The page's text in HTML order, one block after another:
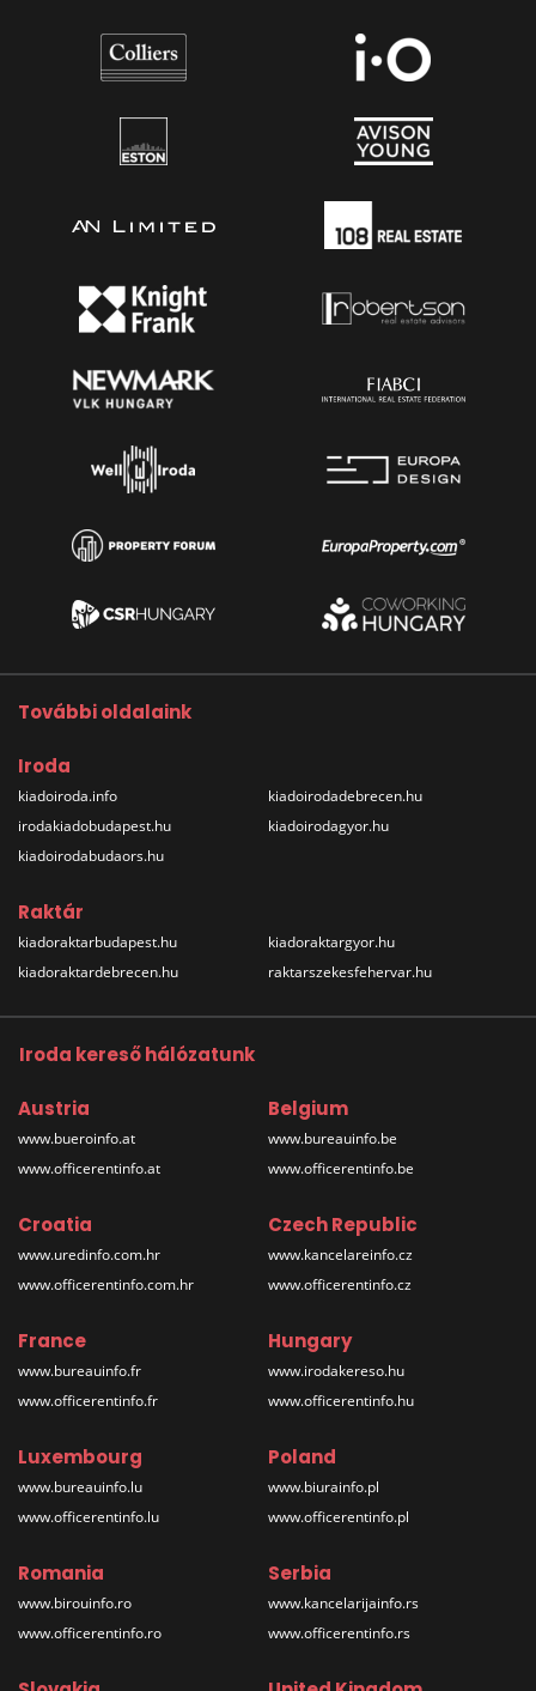
További oldalaink
Iroda
kiadoiroda.info
irodakiadobudapest.hu
kiadoirodabudaors.hu
kiadoirodadebrecen.hu
kiadoirodagyor.hu
Raktár
kiadoraktarbudapest.hu
kiadoraktardebrecen.hu
kiadoraktargyor.hu
raktarszekesfehervar.hu
Iroda kereső hálózatunk
Austria
www.bueroinfo.at
www.officerentinfo.at
Belgium
www.bureauinfo.be
www.officerentinfo.be
Croatia
www.uredinfo.com.hr
www.officerentinfo.com.hr
Czech Republic
www.kancelareinfo.cz
www.officerentinfo.cz
France
www.bureauinfo.fr
www.officerentinfo.fr
Hungary
www.irodakereso.hu
www.officerentinfo.hu
Luxembourg
www.bureauinfo.lu
www.officerentinfo.lu
Poland
www.biurainfo.pl
www.officerentinfo.pl
Romania
www.birouinfo.ro
www.officerentinfo.ro
Serbia
www.kancelarijainfo.rs
www.officerentinfo.rs